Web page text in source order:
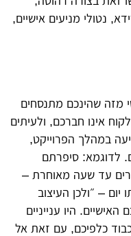
נטולי מניעים אישיים,
מזה שהינכם מתנסחים
אינו חברכם, ולעיתים
במהלך הפרוייקט,
לדוגמא: סיפרתם
עד שעה מאוחרת –
– ״ולכן העיצוב
היו ענייניים
לכבוד כלפיכם, עם זאת אל